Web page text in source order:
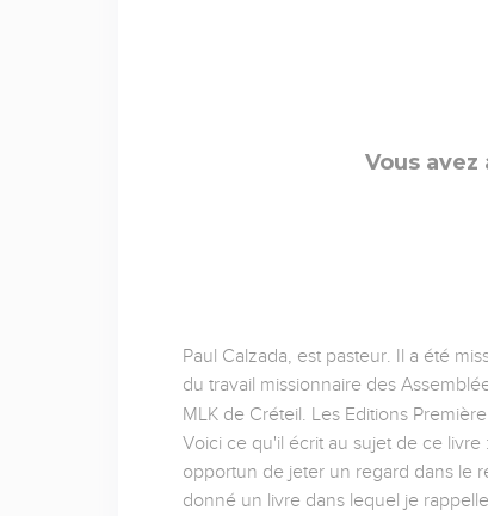
Vous
Paul Calzada, est pasteur. Il a été
du travail missionnaire des
MLK de Créteil. Les Editions
Voici ce qu'il écrit au sujet de ce
opportun de jeter un regard dans le
donné un livre dans lequel je